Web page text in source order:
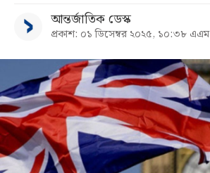
বিভাগ
আর্কাইভ
কনভার্টার
আন্তর্জাতিক ডেস্ক
প্রকাশ: ০১ ডিসেম্বর ২০২৫, ১০:৩৮ এএম